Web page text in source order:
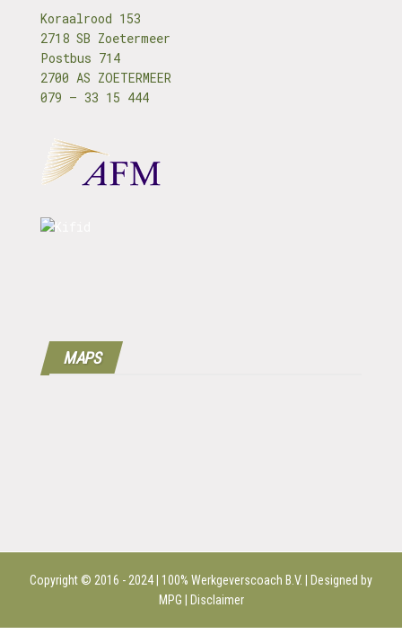
Koraalrood 153
2718 SB Zoetermeer
Postbus 714
2700 AS ZOETERMEER
079 – 33 15 444
MAPS
Copyright © 2016 - 2024 | 100% Werkgeverscoach B.V. | Designed by
MPG | Disclaimer